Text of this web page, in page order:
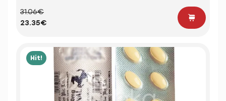
31.06€
23.35€
Hit!